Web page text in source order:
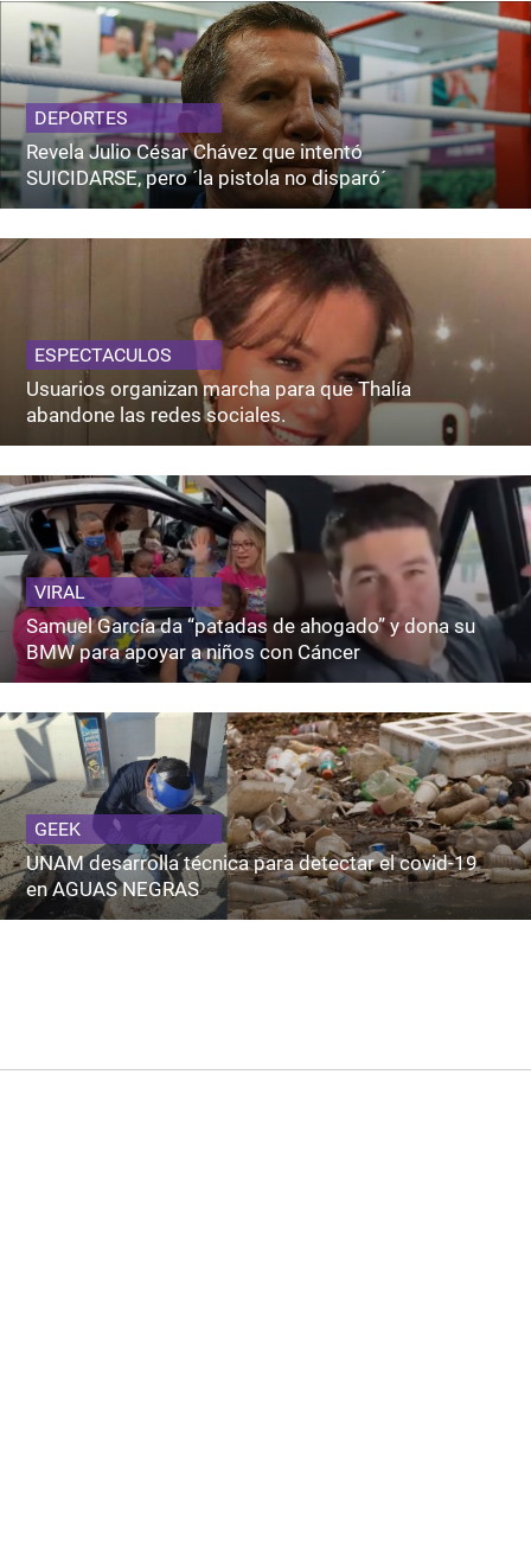
DEPORTES
Revela Julio César Chávez que intentó
SUICIDARSE, pero ´la pistola no disparó´
ESPECTACULOS
Usuarios organizan marcha para que Thalía
abandone las redes sociales.
VIRAL
Samuel García da “patadas de ahogado” y dona su
BMW para apoyar a niños con Cáncer
GEEK
UNAM desarrolla técnica para detectar el covid-19
en AGUAS NEGRAS